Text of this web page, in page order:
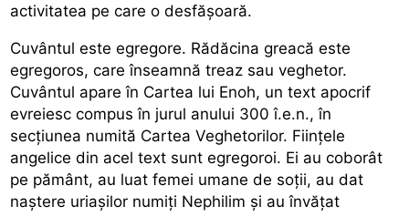
activitatea pe care o desfășoară.
Cuvântul este egregore. Rădăcina greacă este
egregoros, care înseamnă treaz sau veghetor.
Cuvântul apare în Cartea lui Enoh, un text apocrif
evreiesc compus în jurul anului 300 î.e.n., în
secțiunea numită Cartea Veghetorilor. Ființele
angelice din acel text sunt egregoroi. Ei au coborât
pe pământ, au luat femei umane de soții, au dat
naștere uriașilor numiți Nephilim și au învățat